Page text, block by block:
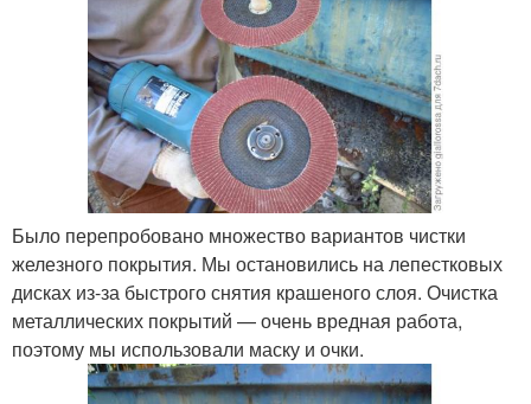
Было перепробовано множество вариантов чистки
железного покрытия. Мы остановились на лепестковых
дисках из-за быстрого снятия крашеного слоя. Очистка
металлических покрытий — очень вредная работа,
поэтому мы использовали маску и очки.